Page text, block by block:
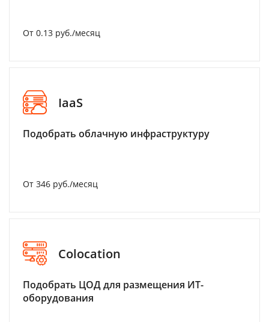
От 0.13 руб./месяц
IaaS
Подобрать облачную инфраструктуру
От 346 руб./месяц
Colocation
Подобрать ЦОД для размещения ИТ-
оборудования